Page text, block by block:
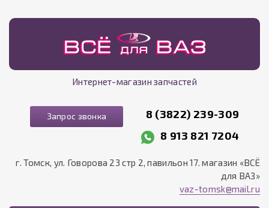
Интернет-магазин запчастей
Запрос звонка
8 (3822) 239-309
8 913 821 7204
г. Томск, ул. Говорова 23 стр 2, павильон 17. магазин «ВСЁ
для ВАЗ»
vaz-tomsk@mail.ru